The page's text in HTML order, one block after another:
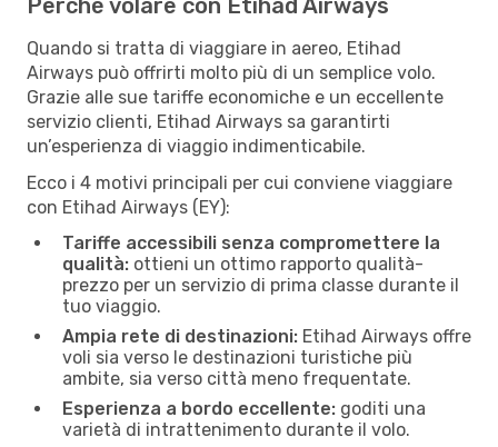
Perché volare con Etihad Airways
Quando si tratta di viaggiare in aereo, Etihad
Airways può offrirti molto più di un semplice volo.
Grazie alle sue tariffe economiche e un eccellente
servizio clienti, Etihad Airways sa garantirti
un’esperienza di viaggio indimenticabile.
Ecco i 4 motivi principali per cui conviene viaggiare
con Etihad Airways (EY):
Tariffe accessibili senza compromettere la
qualità: ottieni un ottimo rapporto qualità-
prezzo per un servizio di prima classe durante il
tuo viaggio.
Ampia rete di destinazioni: Etihad Airways offre
voli sia verso le destinazioni turistiche più
ambite, sia verso città meno frequentate.
Esperienza a bordo eccellente: goditi una
varietà di intrattenimento durante il volo.